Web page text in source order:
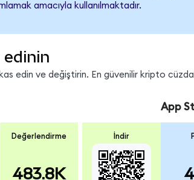
amacıyla kullanılmaktadır.
edinin
edin ve değiştirin. En güvenilir kripto
Değerlendirme
483.8K
İndir
App